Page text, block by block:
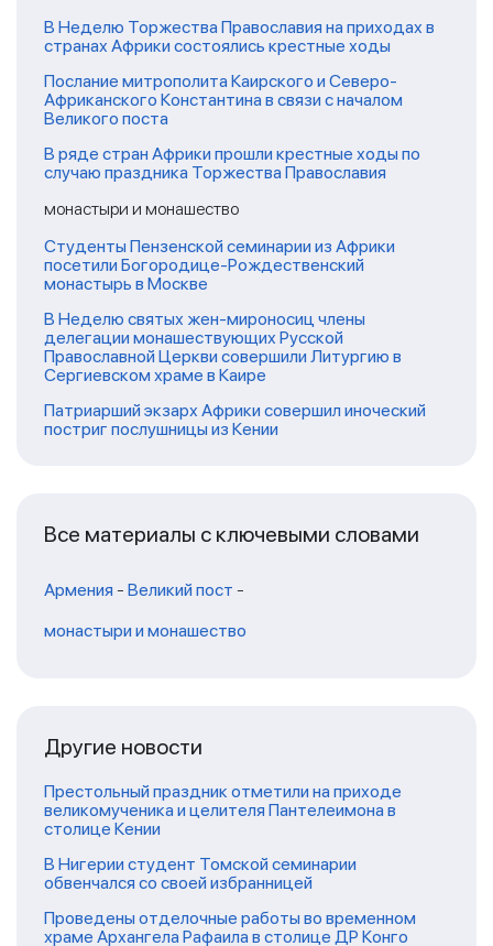
В Неделю Торжества Православия на приходах в
странах Африки состоялись крестные ходы
Послание митрополита Каирского и Северо-
Африканского Константина в связи с началом
Великого поста
В ряде стран Африки прошли крестные ходы по
случаю праздника Торжества Православия
монастыри и монашество
Студенты Пензенской семинарии из Африки
посетили Богородице-Рождественский
монастырь в Москве
В Неделю святых жен-мироносиц члены
делегации монашествующих Русской
Православной Церкви совершили Литургию в
Сергиевском храме в Каире
Патриарший экзарх Африки совершил иноческий
постриг послушницы из Кении
Все материалы с ключевыми словами
Армения - Великий пост -
монастыри и монашество
Другие новости
Престольный праздник отметили на приходе
великомученика и целителя Пантелеимона в
столице Кении
В Нигерии студент Томской семинарии
обвенчался со своей избранницей
Проведены отделочные работы во временном
храме Архангела Рафаила в столице ДР Конго